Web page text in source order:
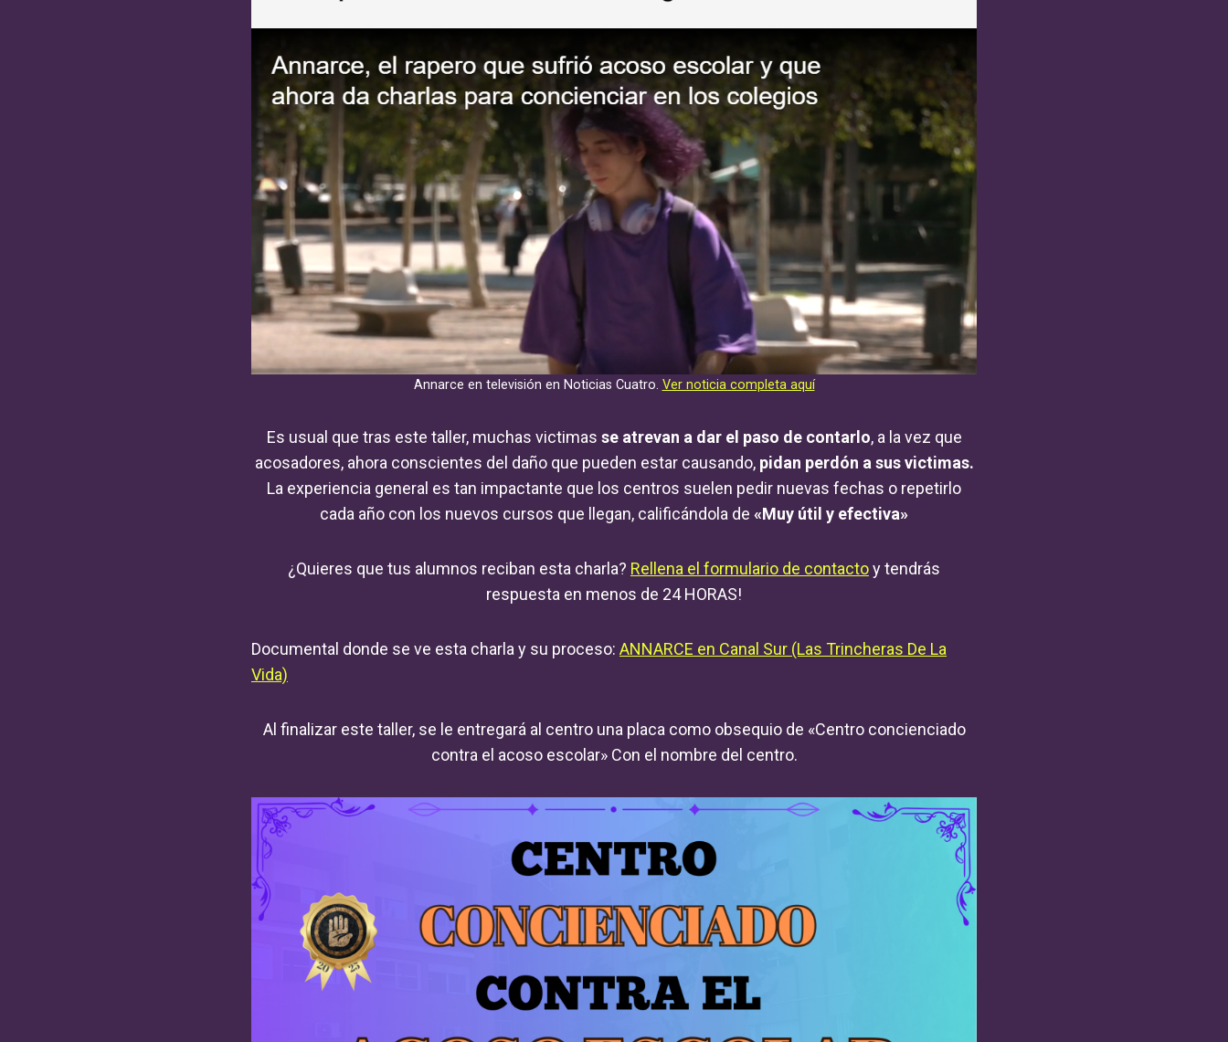
Annarce en televisión en Noticias Cuatro. Ver noticia completa aquí
Es usual que tras este taller, muchas victimas se atrevan a dar el paso de contarlo, a la vez que
acosadores, ahora conscientes del daño que pueden estar causando,pidan perdón a sus victimas.
La experiencia general es tan impactante que los centros suelen pedir nuevas fechas o repetirlo
cada año con los nuevos cursos que llegan, calificándola de «Muy útil y efectiva»
¿Quieres que tus alumnos reciban esta charla? Rellena el formulario de contactoy tendrás
respuesta en menos de 24 HORAS!
Documental donde se ve esta charla y su proceso: ANNARCE en Canal Sur (Las Trincheras De La
Vida)
Al finalizar este taller, se le entregará al centro una placa como obsequio de «Centro concienciado
contra el acoso escolar» Con el nombre del centro.